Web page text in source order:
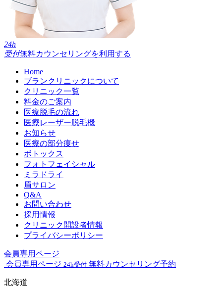
24h
受付無料カウンセリングを利用する
Home
ブランクリニックについて
クリニック一覧
料金のご案内
医療脱毛の流れ
医療レーザー脱毛機
お知らせ
医療の部分痩せ
ボトックス
フォトフェイシャル
ミラドライ
眉サロン
Q&A
お問い合わせ
採用情報
クリニック開設者情報
プライバシーポリシー
会員専用ページ
会員専用ページ 24h受付 無料カウンセリング予約
北海道